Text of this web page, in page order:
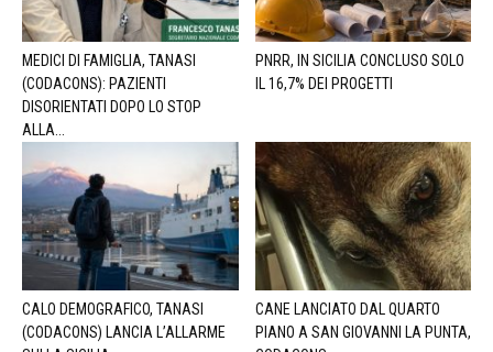
MEDICI DI FAMIGLIA, TANASI
(CODACONS): PAZIENTI
DISORIENTATI DOPO LO STOP
ALLA...
PNRR, IN SICILIA CONCLUSO SOLO
IL 16,7% DEI PROGETTI
CALO DEMOGRAFICO, TANASI
(CODACONS) LANCIA L’ALLARME
CANE LANCIATO DAL QUARTO
PIANO A SAN GIOVANNI LA PUNTA,